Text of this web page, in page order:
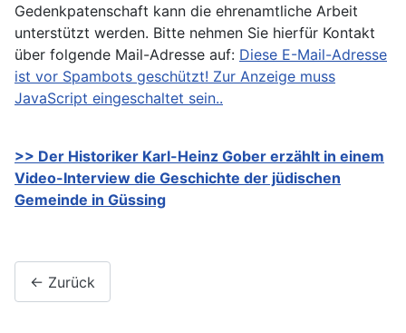
Gedenkpatenschaft kann die ehrenamtliche Arbeit
unterstützt werden. Bitte nehmen Sie hierfür Kontakt
über folgende Mail-Adresse auf: Diese E-Mail-Adresse
ist vor Spambots geschützt! Zur Anzeige muss
JavaScript eingeschaltet sein..
>> Der Historiker Karl-Heinz Gober erzählt in einem
Video-Interview die Geschichte der jüdischen
Gemeinde in Güssing
← Zurück